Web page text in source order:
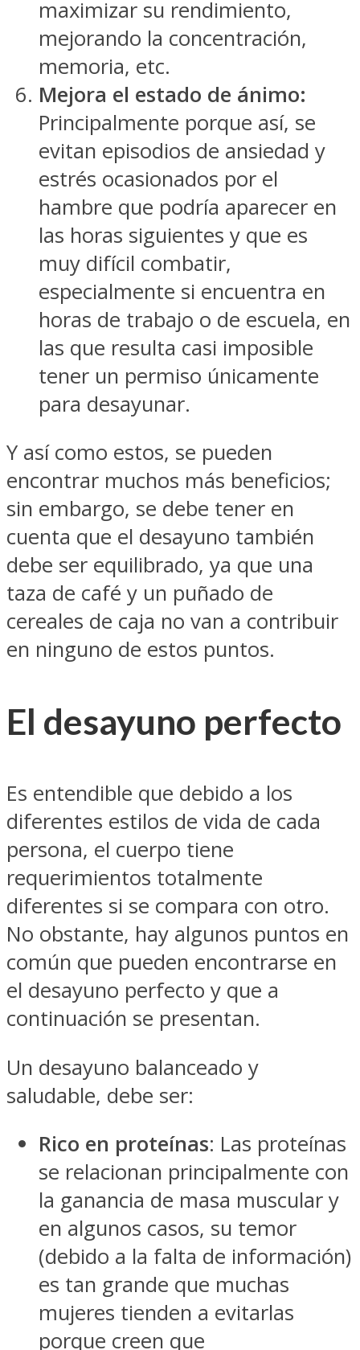
maximizar su rendimiento,
mejorando la concentración,
memoria, etc.
Mejora el estado de ánimo:
Principalmente porque así, se
evitan episodios de ansiedad y
estrés ocasionados por el
hambre que podría aparecer en
las horas siguientes y que es
muy difícil combatir,
especialmente si encuentra en
horas de trabajo o de escuela, en
las que resulta casi imposible
tener un permiso únicamente
para desayunar.
Y así como estos, se pueden
encontrar muchos más beneficios;
sin embargo, se debe tener en
cuenta que el desayuno también
debe ser equilibrado, ya que una
taza de café y un puñado de
cereales de caja no van a contribuir
en ninguno de estos puntos.
El desayuno perfecto
Es entendible que debido a los
diferentes estilos de vida de cada
persona, el cuerpo tiene
requerimientos totalmente
diferentes si se compara con otro.
No obstante, hay algunos puntos en
común que pueden encontrarse en
el desayuno perfecto y que a
continuación se presentan.
Un desayuno balanceado y
saludable, debe ser:
Rico en proteínas: Las proteínas
se relacionan principalmente con
la ganancia de masa muscular y
en algunos casos, su temor
(debido a la falta de información)
es tan grande que muchas
mujeres tienden a evitarlas
porque creen que